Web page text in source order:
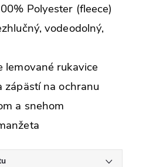
Polyester (fleece)
vodeodolný,
lemované rukavice
zápästí na ochranu
a snehom